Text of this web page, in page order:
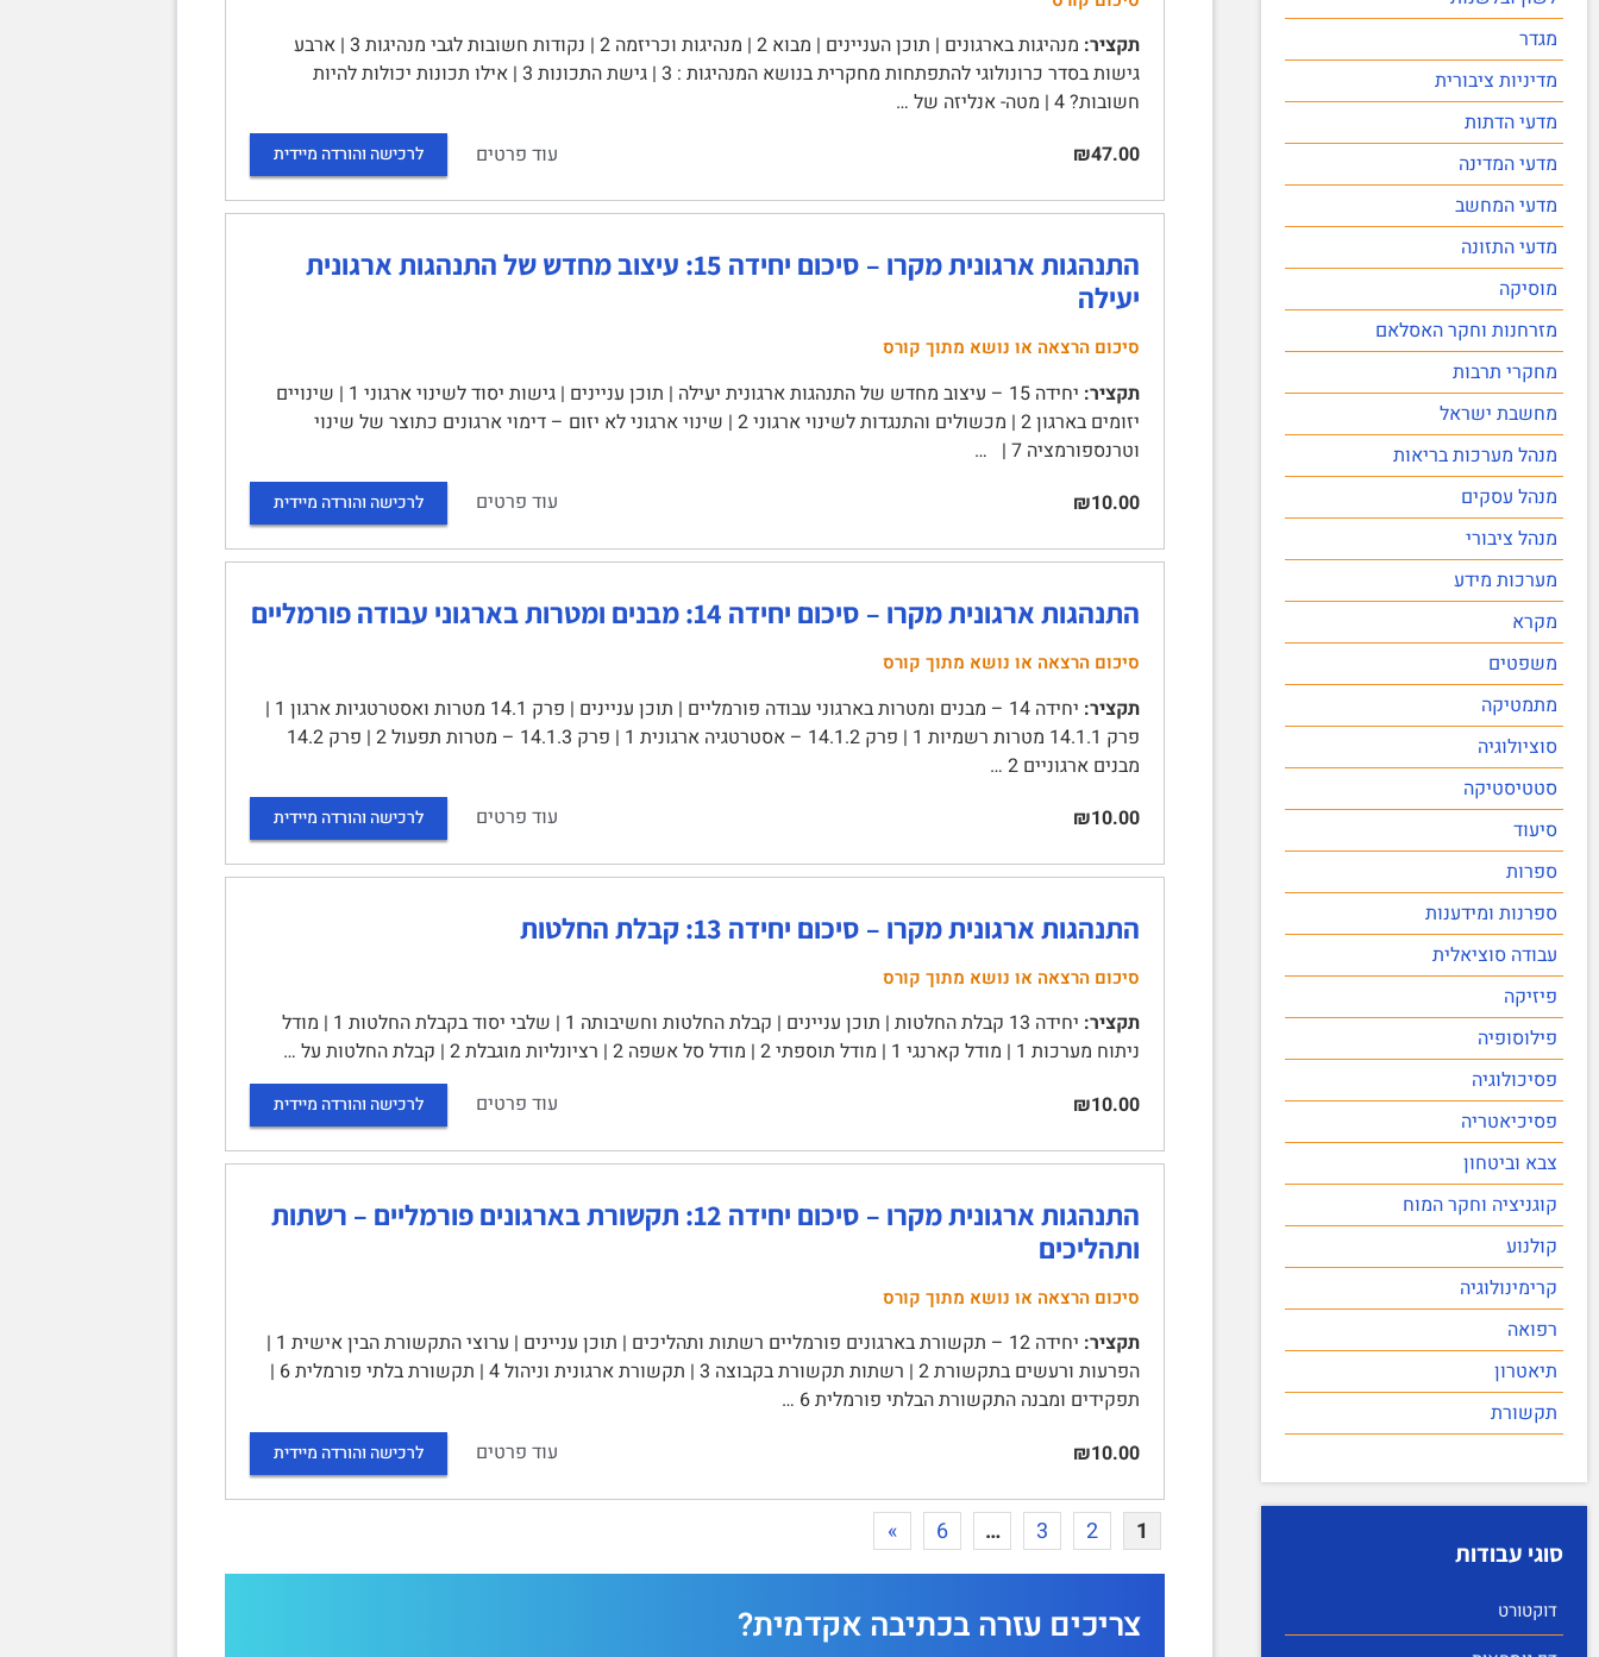
מגדר
מדיניות ציבורית
מדעי הדתות
מדעי המדינה
מדעי המחשב
מדעי התזונה
מוסיקה
מזרחנות וחקר האסלאם
מחקרי תרבות
מחשבת ישראל
מנהל מערכות בריאות
מנהל עסקים
מנהל ציבורי
מערכות מידע
מקרא
משפטים
מתמטיקה
סוציולוגיה
סטטיסטיקה
סיעוד
ספרות
ספרנות ומידענות
עבודה סוציאלית
פיזיקה
פילוסופיה
פסיכולוגיה
פסיכיאטריה
צבא וביטחון
קוגניציה וחקר המוח
קולנוע
קרימינולוגיה
רפואה
תיאטרון
תקשורת
סוגי עבודות
דוקטורט
תקציר:
מנהיגות בארגונים | תוכן העניינים | מבוא 2 | מנהיגות וכריזמה 2 | נקודות חשובות לגבי מנהיגות 3 | ארבע
גישות בסדר כרונולוגי להתפתחות מחקרית בנושא המנהיגות : 3 | גישת התכונות 3 | אילו תכונות יכולות להיות
חשובות? 4 | מטה- אנליזה של …
₪47.00
עוד פרטים לרכישה והורדה מיידית
התנהגות ארגונית מקרו – סיכום יחידה 15: עיצוב מחדש של התנהגות ארגונית
יעילה
סיכום הרצאה או נושא מתוך קורס
תקציר:
יחידה 15 – עיצוב מחדש של התנהגות ארגונית יעילה | תוכן עניינים | גישות יסוד לשינוי ארגוני 1 | שינויים
יזומים בארגון 2 | מכשולים והתנגדות לשינוי ארגוני 2 | שינוי ארגוני לא יזום – דימוי ארגונים כתוצר של שינוי
וטרנספורמציה 7 | …
₪10.00
עוד פרטים לרכישה והורדה מיידית
התנהגות ארגונית מקרו – סיכום יחידה 14: מבנים ומטרות בארגוני עבודה פורמליים
סיכום הרצאה או נושא מתוך קורס
תקציר:
יחידה 14 – מבנים ומטרות בארגוני עבודה פורמליים | תוכן עניינים | פרק 14.1 מטרות ואסטרטגיות ארגון 1 |
פרק 14.1.1 מטרות רשמיות 1 | פרק 14.1.2 – אסטרטגיה ארגונית 1 | פרק 14.1.3 – מטרות תפעול 2 | פרק 14.2
מבנים ארגוניים 2 …
₪10.00
עוד פרטים לרכישה והורדה מיידית
התנהגות ארגונית מקרו – סיכום יחידה 13: קבלת החלטות
סיכום הרצאה או נושא מתוך קורס
תקציר:
יחידה 13 קבלת החלטות | תוכן עניינים | קבלת החלטות וחשיבותה 1 | שלבי יסוד בקבלת החלטות 1 | מודל
ניתוח מערכות 1 | מודל קארנגי 1 | מודל תוספתי 2 | מודל סל אשפה 2 | רציונליות מוגבלת 2 | קבלת החלטות על …
₪10.00
עוד פרטים לרכישה והורדה מיידית
התנהגות ארגונית מקרו – סיכום יחידה 12: תקשורת בארגונים פורמליים – רשתות
ותהליכים
סיכום הרצאה או נושא מתוך קורס
תקציר:
יחידה 12 – תקשורת בארגונים פורמליים רשתות ותהליכים | תוכן עניינים | ערוצי התקשורת הבין אישית 1 |
הפרעות ורעשים בתקשורת 2 | רשתות תקשורת בקבוצה 3 | תקשורת ארגונית וניהול 4 | תקשורת בלתי פורמלית 6 |
תפקידים ומבנה התקשורת הבלתי פורמלית 6 …
₪10.00
עוד פרטים לרכישה והורדה מיידית
1
2
3
…
6
»
צריכים עזרה בכתיבה אקדמית?